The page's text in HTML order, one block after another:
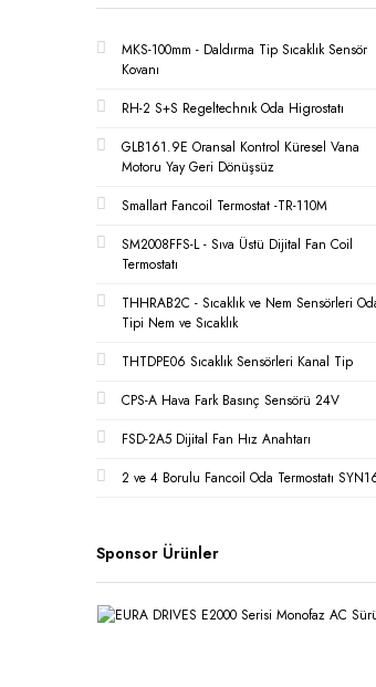
MKS-100mm - Daldırma Tip Sıcaklık Sensör
Kovanı
RH-2 S+S Regeltechnık Oda Higrostatı
GLB161.9E Oransal Kontrol Küresel Vana
Motoru Yay Geri Dönüşsüz
Smallart Fancoil Termostat -TR-110M
SM2008FFS-L - Sıva Üstü Dijital Fan Coil
Termostatı
THHRAB2C - Sıcaklık ve Nem Sensörleri
Tipi Nem ve Sıcaklık
THTDPE06 Sıcaklık Sensörleri Kanal Tip
CPS-A Hava Fark Basınç Sensörü 24V
FSD-2A5 Dijital Fan Hız Anahtarı
2 ve 4 Borulu Fancoil Oda Termostatı
Sponsor Ürünler